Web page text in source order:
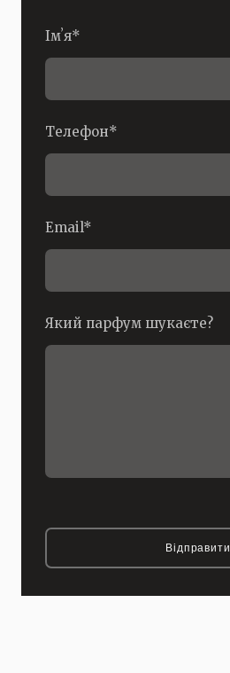
Імʼя*
Телефон*
Email*
Який парфум шукаєте?
Відправити